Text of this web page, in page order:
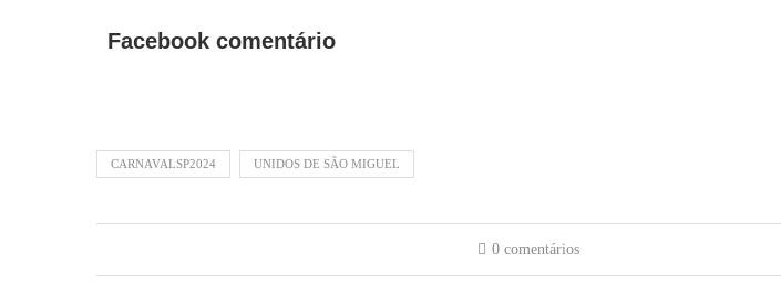
Facebook comentário
CARNAVALSP2024 UNIDOS DE SÃO MIGUEL
0 comentários